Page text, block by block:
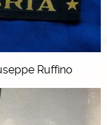
Ruffino